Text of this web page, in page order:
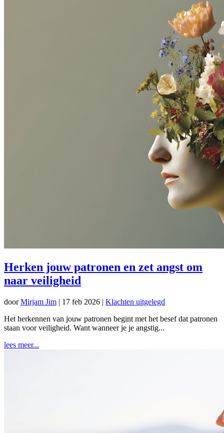
Herken jouw patronen en zet angst om
naar veiligheid
doorMirjam Jim | 17 feb 2026 | Klachten uitgelegd
Het herkennen van jouw patronen begint met het besef dat patronen
staan voor veiligheid. Want wanneer je je angstig...
lees meer...